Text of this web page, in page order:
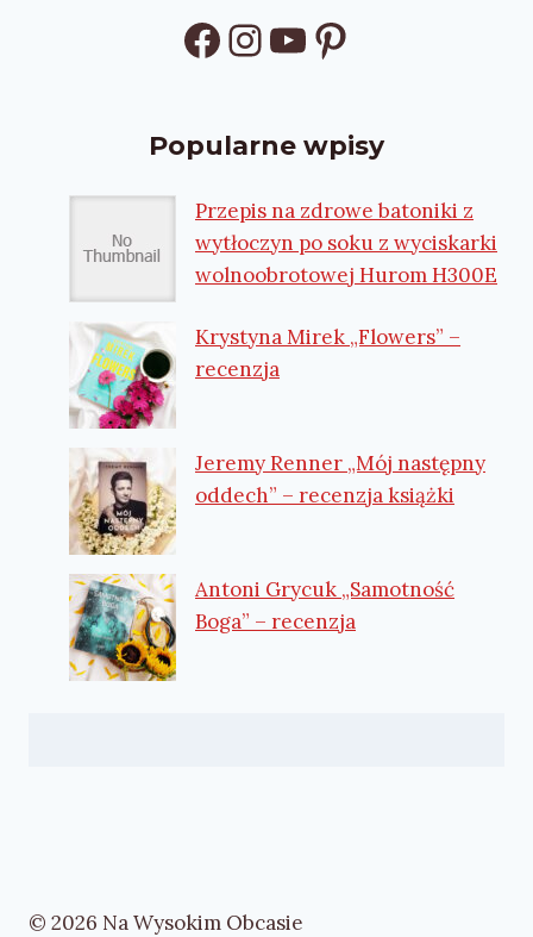
Facebook
Instagram
YouTube
Pinterest
Popularne wpisy
Przepis na zdrowe batoniki z
wytłoczyn po soku z wyciskarki
wolnoobrotowej Hurom H300E
Krystyna Mirek „Flowers” –
recenzja
Jeremy Renner „Mój następny
oddech” – recenzja książki
Antoni Grycuk „Samotność
Boga” – recenzja
© 2026 Na Wysokim Obcasie